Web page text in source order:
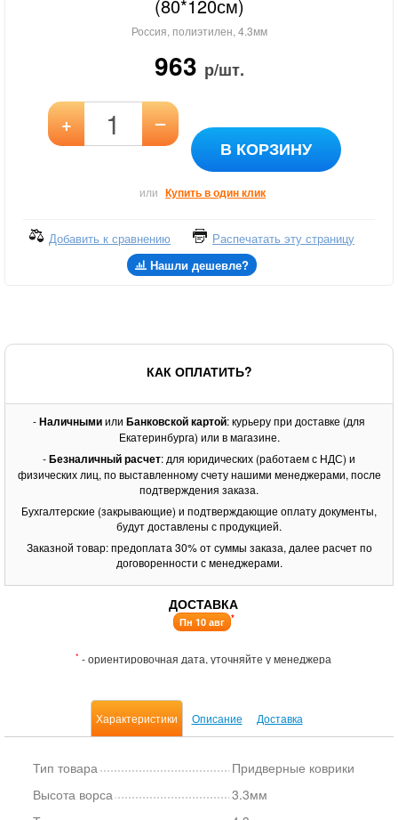
(80*120см)
Россия, полиэтилен, 4.3мм
963 р/шт.
+ –
В КОРЗИНУ
или Купить в один клик
Добавить к сравнению
Распечатать эту страницу
Нашли дешевле?
КАК ОПЛАТИТЬ?
-Наличнымиили Банковской картой: курьеру при доставке (для
Екатеринбурга) или в магазине.
-Безналичный расчет: для юридических (работаем с НДС) и
физических лиц, по выставленному счету нашими менеджерами, после
подтверждения заказа.
Бухгалтерские (закрывающие) и подтверждающие оплату документы,
будут доставлены с продукцией.
Заказной товар: предоплата 30% от суммы заказа, далее расчет по
договоренности с менеджерами.
ДОСТАВКА
Пн 10 авг *
* - ориентировочная дата, уточняйте у менеджера
Характеристики Описание Доставка
Тип товара
Придверные коврики
Высота ворса
3.3мм